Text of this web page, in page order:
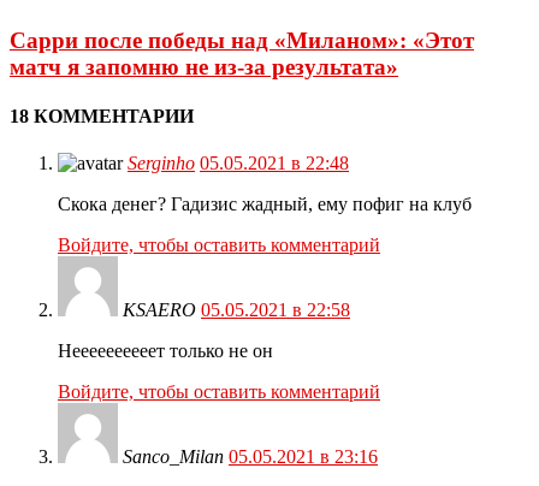
Сарри после победы над «Миланом»: «Этот
матч я запомню не из-за результата»
18 КОММЕНТАРИИ
Serginho 05.05.2021 в 22:48
Скока денег? Гадизис жадный, ему пофиг на клуб
Войдите, чтобы оставить комментарий
KSAERO 05.05.2021 в 22:58
Неееееееееет только не он
Войдите, чтобы оставить комментарий
Sanco_Milan 05.05.2021 в 23:16